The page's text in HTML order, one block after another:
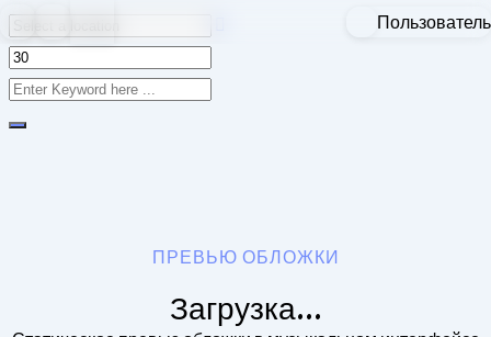
Пользователь
ПРЕВЬЮ ОБЛОЖКИ
Загрузка...